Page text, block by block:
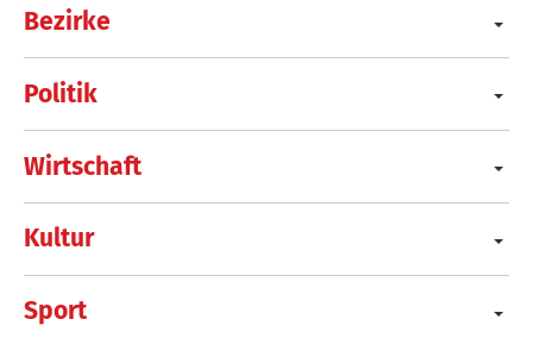
Bezirke
Politik
Wirtschaft
Kultur
Sport